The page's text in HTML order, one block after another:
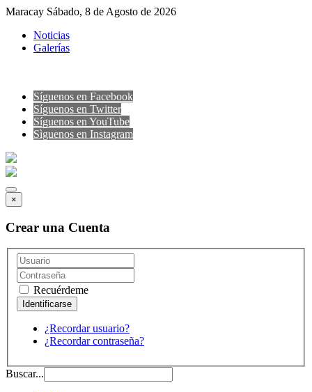
Maracay Sábado, 8 de Agosto de 2026
Noticias
Galerías
Síguenos en Facebook
Síguenos en Twitter
Síguenos en YouTube
Sìguenos en Instagram
×
Crear una Cuenta
Recuérdeme
¿Recordar usuario?
¿Recordar contraseña?
Buscar...